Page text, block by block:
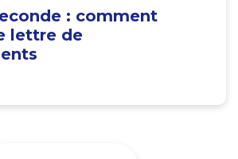
: comment
lettre de